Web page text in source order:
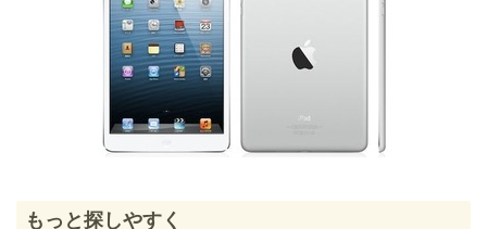
もっと探しやすく